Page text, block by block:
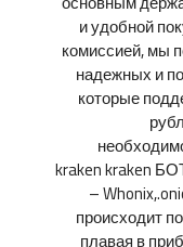
и удобной
комиссией, мы
надежных и
которые
kraken kraken
–
происходит